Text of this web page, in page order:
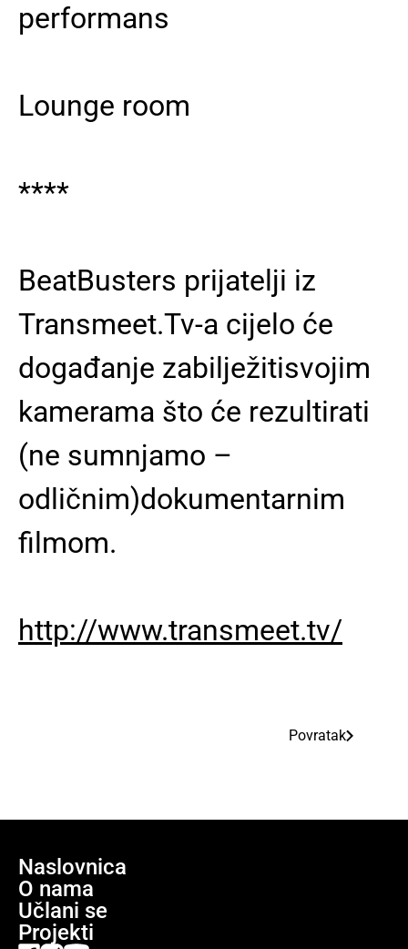
performans
Lounge room
****
BeatBusters prijatelji iz
Transmeet.Tv-a cijelo će
događanje zabilježitisvojim
kamerama što će rezultirati
(ne sumnjamo –
odličnim)dokumentarnim
filmom.
http://www.transmeet.tv/
Povratak
Naslovnica
O nama
Učlani se
Projekti